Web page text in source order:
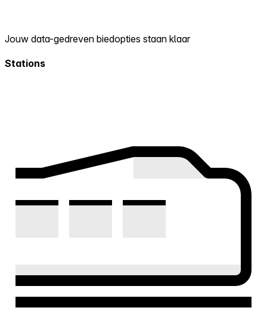
Jouw data-gedreven biedopties staan klaar
Stations